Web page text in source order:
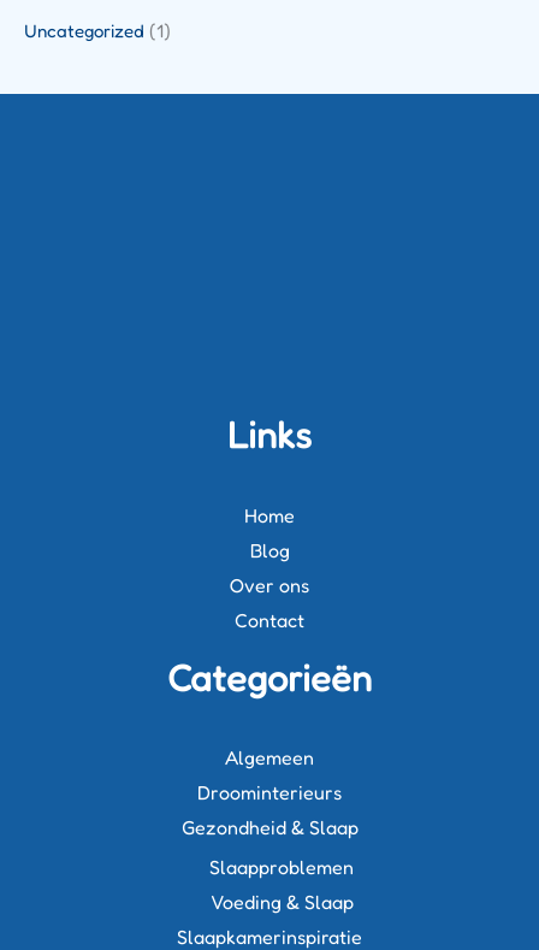
Uncategorized (1)
Links
Home
Blog
Over ons
Contact
Categorieën
Algemeen
Droominterieurs
Gezondheid & Slaap
Slaapproblemen
Voeding & Slaap
Slaapkamerinspiratie